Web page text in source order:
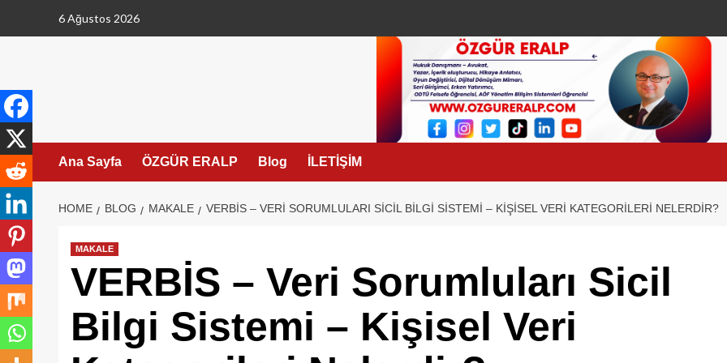
6 Ağustos 2026
Ana Sayfa ÖZGÜR ERALP Blog İLETİŞİM
HOME BLOG MAKALE VERBİS – VERI SORUMLULARI SICIL BILGI SISTEMI – KIŞISEL VERI KATEGORILERI NELERDIR?
MAKALE
VERBİS – Veri Sorumluları Sicil
Bilgi Sistemi – Kişisel Veri